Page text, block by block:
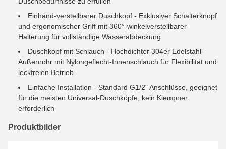
Einhand-verstellbarer Duschkopf - Exklusiver Schalterknopf
und ergonomischer Griff mit 360°-winkelverstellbarer
Halterung für vollständige Wasserabdeckung
Duschkopf mit Schlauch - Hochdichter 304er Edelstahl-
Außenrohr mit Nylongeflecht-Innenschlauch für Flexibilität und
leckfreien Betrieb
Einfache Installation - Standard G1/2" Anschlüsse, geeignet
für die meisten Universal-Duschköpfe, kein Klempner
erforderlich
Produktbilder